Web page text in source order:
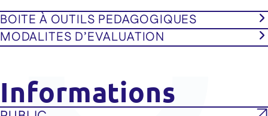
BOITE À OUTILS PEDAGOGIQUES
MODALITES D’EVALUATION
Informations